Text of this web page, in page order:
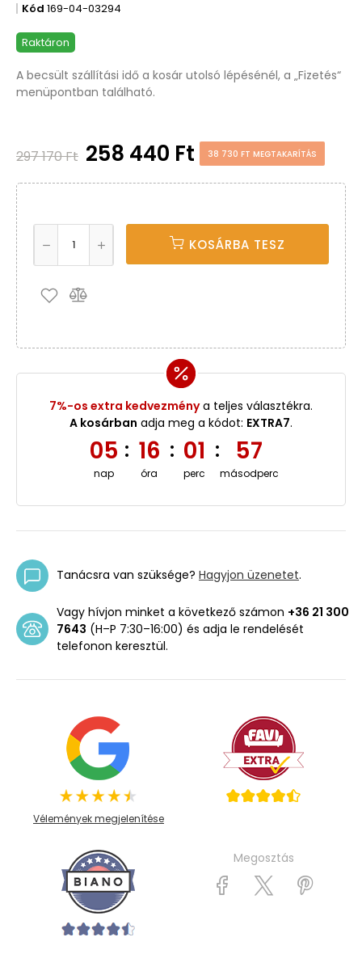
Kód 169-04-03294
Raktáron
A becsült szállítási idő a kosár utolsó lépésénél, a „Fizetés“
menüpontban található.
297 170 Ft 258 440 Ft 38 730 FT MEGTAKARÍTÁS
KOSÁRBA TESZ
7%-os extra kedvezménya teljes választékra.
A kosárban adja meg a kódot: EXTRA7.
05
nap
: 16
óra
: 01
perc
: 56
másodperc
Tanácsra van szüksége? Hagyjon üzenetet.
Vagy hívjon minket a következő számon +36 21 300
7643 (H–P 7:30–16:00) és adja le rendelését
telefonon keresztül.
Vélemények megjelenítése
Megosztás